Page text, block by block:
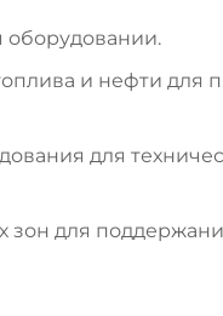
оборудовании.
и нефти для
для
для